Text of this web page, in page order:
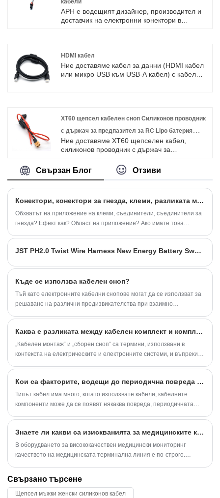
Китай.
APH е водещият дизайнер, производител и
доставчик на електронни конектори в
потребителска електроника, обработка на
данни и индустриални машини. Конекторите
FCI са популярни в много страни в Европа,
HDMI кабел
Ние доставяме кабел за данни (HDMI кабел
или микро USB към USB-A кабел) с кабел
на 10 години, обхващайки по -голямата част
от пазара в Азия, Европа и Америка.
Очакваме да станем ваш дългосрочен
партньор в Китай.
XT60 щепсел кабелен сноп Силиконов проводник
с държач за предпазител за RC Lipo батерия
Персонализиран
Ние доставяме XT60 щепселен кабел,
силиконов проводник с държач за
Персонализирано високо качество с
ROHS/ISO/UL 1 година гаранция.
на 10 години, обхващайки по -голямата част
от пазара в Азия, Европа и Америка.
Очакваме да станем ваши дългосрочни
Свързан Блог Отзиви
Конектори, конектори за гнезда, клеми, разликата между трите ли е?
Обхватът на приложение на клеми, съединители, съединители за
гнезда? Ефект как? Област на приложение? Ако имате това
JST PH2.0 Twist Wire Harness New Energy Battery Sweeping Robot кабелен монтаж
Къде се използва кабелен сноп?
Тъй като електронните кабелни снопове могат да се използват за
решаване на различни предизвикателства при взаимно
кабелни снопове? По-долу инженерът по свързване на Shenzhen
YDR Connector Co.Ltd ще представи 8 индустрии на приложение
на електронни кабелни снопове.
Каква е разликата между кабелен комплект и комплект снопове?
„Кабелен монтаж“ и „сборен сноп“ са термини, използвани в
контекста на електрическите и електронните системи, и въпреки
Кои са факторите, водещи до периодична повреда на кабелните компоненти?
Типът кабел има много, когато използвате кабели, кабелните
компоненти може да се появят някаква повреда, периодичната
причината за кабелните компоненти на периодична повреда колко
знаете?
Знаете ли какви са изискванията за медицинските кабелни снопове?
В оборудването за висококачествен медицински мониторинг
качеството на медицинската терминална линия е по-строго.
Свързано търсене
Щепсел мъжки женски силиконов кабел